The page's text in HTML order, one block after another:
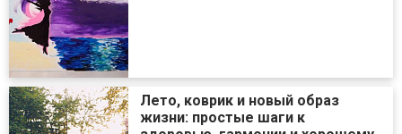
Лето, коврик и новый образ
жизни: простые шаги к